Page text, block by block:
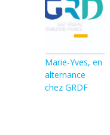
Marie-Yves, en
alternance
chez GRDF